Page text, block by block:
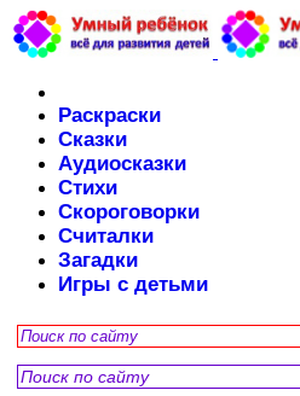
Раскраски
Сказки
Аудиосказки
Стихи
Скороговорки
Считалки
Загадки
Игры с детьми